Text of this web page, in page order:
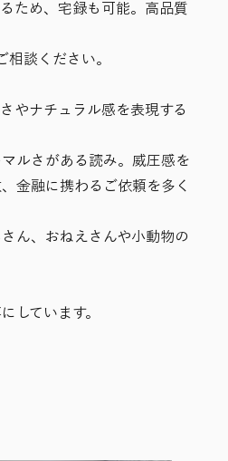
ため、宅録も可能。高品質
談ください。
やナチュラル感を表現する
ルさがある読み。威圧感を
金融に携わるご依頼を多く
ん、おねえさんや小動物の
しています。